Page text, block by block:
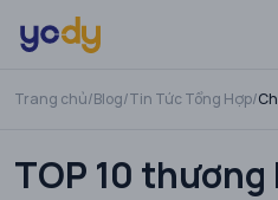
Trang chủ/Blog/Tin Tức Tổng Hợp/
TOP 10